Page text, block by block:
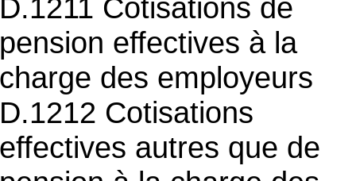
D.1211 Cotisations de
pension effectives à la
charge des employeurs
D.1212 Cotisations
effectives autres que de